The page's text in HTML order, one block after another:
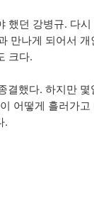
했던 강병규. 다
만나게 되어서
크다.
했다. 하지만
어떻게 흘러가
.